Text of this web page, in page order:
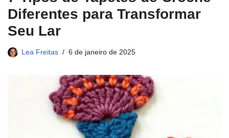
Diferentes para Transformar
Seu Lar
Lea Freitas 6 de janeiro de 2025